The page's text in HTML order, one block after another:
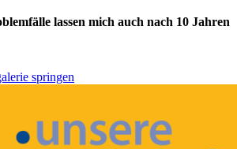
lassen mich auch nach 10 Jahren
springen